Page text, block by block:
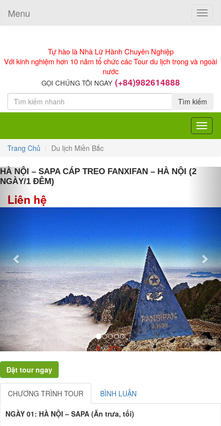
Toggle
Menu
Tự hào là Nhà Lữ Hành Chuyên Nghiệp
Với kinh nghiệm hơn 10 năm tổ chức các Tour du lịch trong và ngoài
nước
GỌI CHÚNG TÔI NGAY(+84)982614888
Tìm kiếm
Toggle
Trang Chủ Du lịch Miền Bắc
HÀ NỘI – SAPA CÁP TREO FANXIFAN – HÀ NỘI (2
NGÀY/1 ĐÊM)
Liên hệ
Previous
CHƯƠNG TRÌNH TOUR BÌNH LUẬN
NGÀY 01: HÀ NỘI – SAPA (Ăn trưa, tối)